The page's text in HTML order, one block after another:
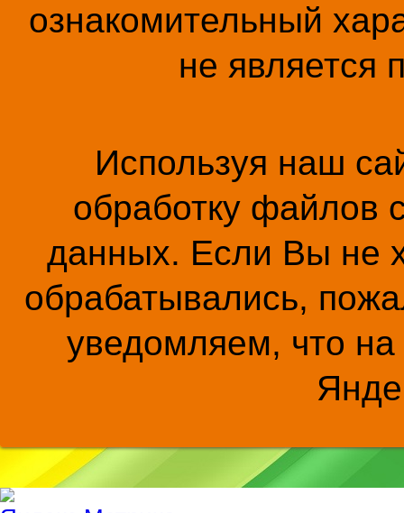
ознакомительный
не является
Используя наш
обработку файлов
данных. Если Вы не
обрабатывались,
уведомляем, что на